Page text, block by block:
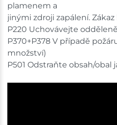
plamenem a
jinými zdroji zapálení.
P220 Uchovávejte
P370+P378 V případě
množství)
P501 Odstraňte obsah/